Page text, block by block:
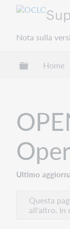
Nota sulla
Home
Ultimo
Questa
all'altro. In